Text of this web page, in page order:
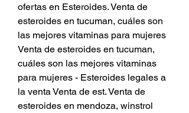
ofertas en Esteroides. Venta de
esteroides en tucuman, cuáles son
las mejores vitaminas para mujeres
Venta de esteroides en tucuman,
cuáles son las mejores vitaminas
para mujeres - Esteroides legales a
la venta Venta de est. Venta de
esteroides en mendoza, winstrol